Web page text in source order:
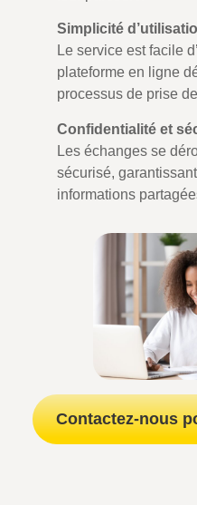
Simplicité
Le service est facile
plateforme en ligne
processus de prise
Confidentialité et
Les échanges se
sécurisé,
informations
Contactez-nous